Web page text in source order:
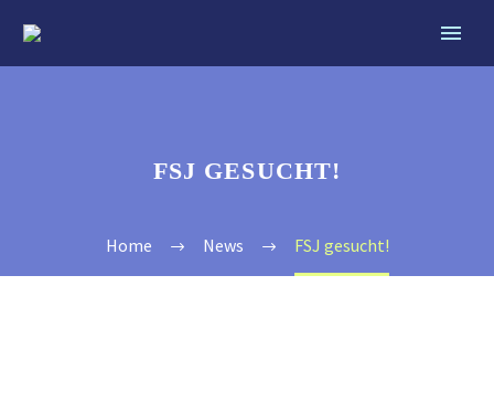
FSJ GESUCHT!
Home News FSJ gesucht!